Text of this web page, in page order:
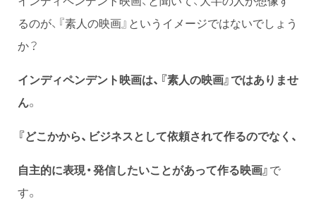
るのが、『素人の映画』というイメージではないでしょう
か？
インディペンデント映画は、『素人の映画』ではありませ
ん。
『どこかから、ビジネスとして依頼されて作るのでなく、
自主的に表現・発信したいことがあって作る映画』で
す。